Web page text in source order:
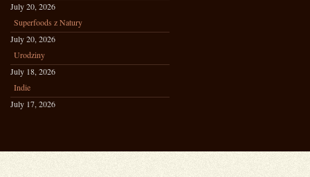
July 20, 2026
Superfoods z Natury
July 20, 2026
Urodziny
July 18, 2026
Indie
July 17, 2026